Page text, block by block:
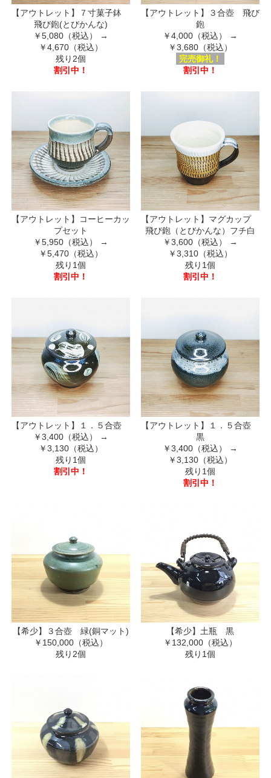
【アウトレット】７寸菓子鉢
飛び鉋(とびかんな)
￥5,080（税込）
→
￥4,670（税込）
残り2個
割引中！
【アウトレット】３合壺 飛び
鉋
￥4,000（税込）
→
￥3,680（税込）
完売御礼！
割引中！
【アウトレット】コーヒーカッ
プセット
￥5,950（税込）
→
￥5,470（税込）
残り1個
割引中！
【アウトレット】マグカップ
飛び鉋（とびかんな）フチ白
￥3,600（税込）
→
￥3,310（税込）
残り1個
割引中！
【アウトレット】１．５合壺
￥3,400（税込）
→
￥3,130（税込）
残り1個
割引中！
【アウトレット】１．５合壺
黒
￥3,400（税込）
→
￥3,130（税込）
残り1個
割引中！
【希少】３合壺 緑(銅マット)
￥150,000（税込）
残り2個
【希少】土瓶 黒
￥132,000（税込）
残り1個